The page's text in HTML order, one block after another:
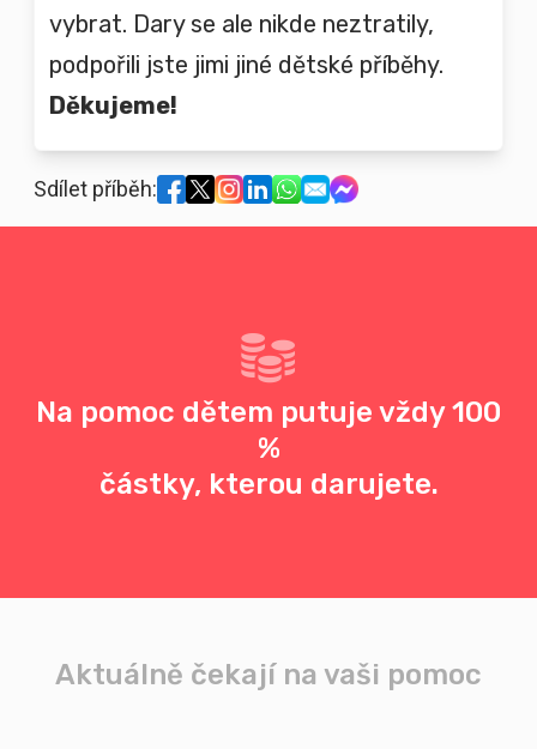
vybrat. Dary se ale nikde neztratily,
podpořili jste jimi jiné dětské příběhy.
Děkujeme!
Sdílet příběh:
Na pomoc dětem putuje vždy 100
%
částky, kterou darujete.
Aktuálně čekají na vaši pomoc